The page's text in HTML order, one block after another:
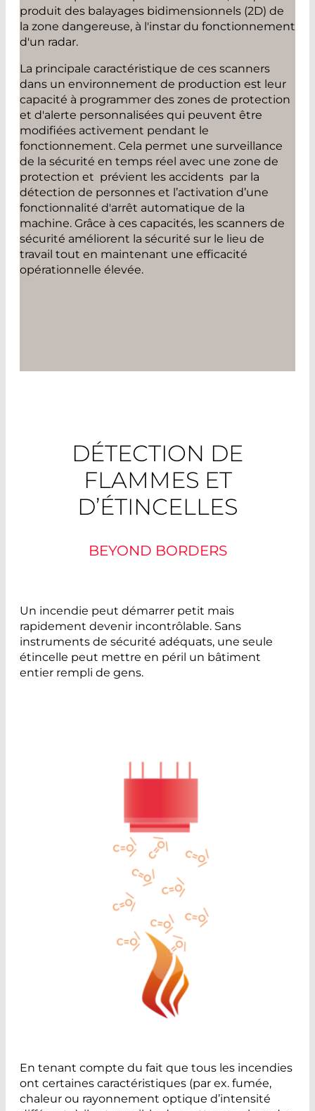
produit des balayages bidimensionnels (2D) de
la zone dangereuse, à l'instar du fonctionnement
d'un radar.
La principale caractéristique de ces scanners
dans un environnement de production est leur
capacité à programmer des zones de protection
et d'alerte personnalisées qui peuvent être
modifiées activement pendant le
fonctionnement. Cela permet une surveillance
de la sécurité en temps réel avec une zone de
protection et prévient les accidents par la
détection de personnes et l’activation d’une
fonctionnalité d'arrêt automatique de la
machine. Grâce à ces capacités, les scanners de
sécurité améliorent la sécurité sur le lieu de
travail tout en maintenant une efficacité
opérationnelle élevée.
DÉTECTION DE
FLAMMES ET
D’ÉTINCELLES
BEYOND BORDERS
Un incendie peut démarrer petit mais
rapidement devenir incontrôlable. Sans
instruments de sécurité adéquats, une seule
étincelle peut mettre en péril un bâtiment
entier rempli de gens.
En tenant compte du fait que tous les incendies
ont certaines caractéristiques (par ex. fumée,
chaleur ou rayonnement optique d’intensité